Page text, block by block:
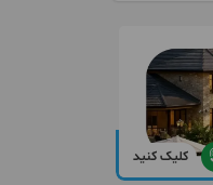
کلیک کنید